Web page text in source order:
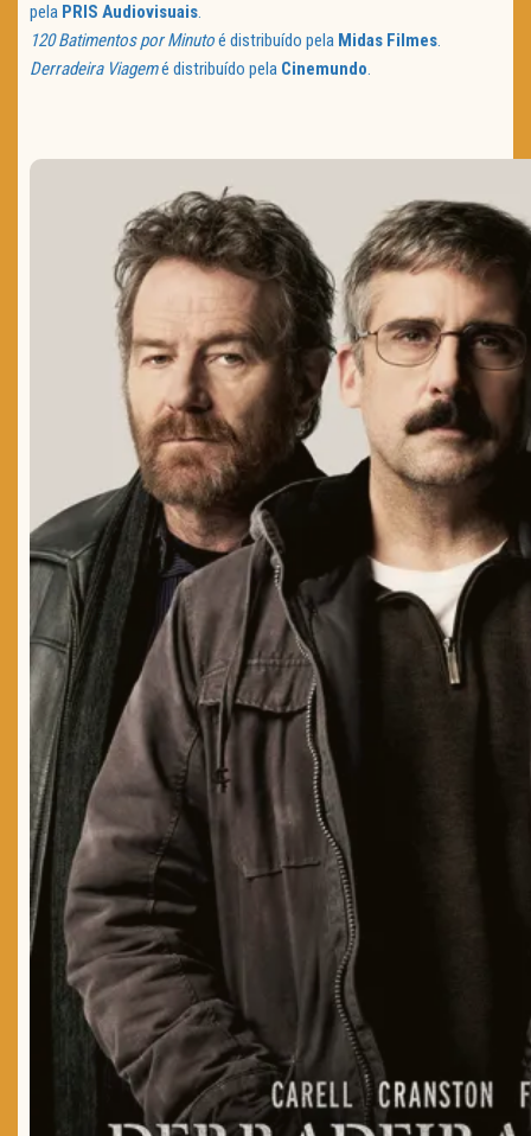
pela PRIS Audiovisuais.
120 Batimentos por Minutoé distribuído pela Midas Filmes.
Derradeira Viagemé distribuído pela Cinemundo.